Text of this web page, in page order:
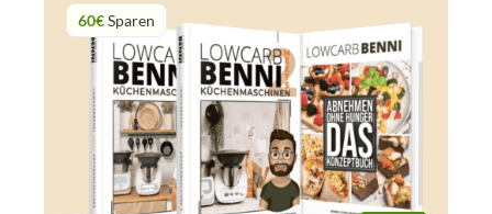
60€Sparen